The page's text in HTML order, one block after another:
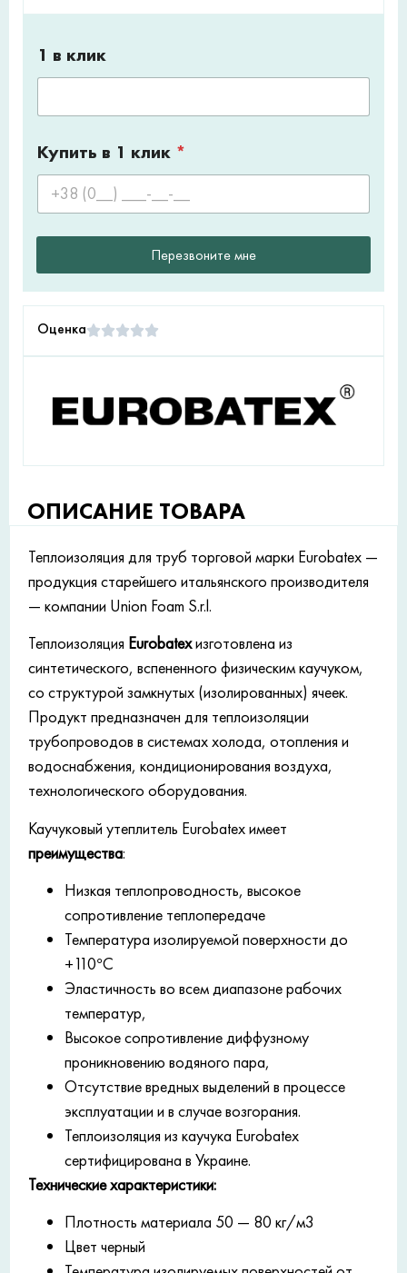
1 в клик
Купить в 1 клик *
Перезвоните мне
Оценка
ОПИСАНИЕ ТОВАРА
Теплоизоляция для труб торговой марки Eurobatex —
продукция старейшего итальянского производителя
— компании Union Foam S.r.l.
Теплоизоляция Eurobatexизготовлена ​​из
синтетического, вспененного физическим каучуком,
со структурой замкнутых (изолированных) ячеек.
Продукт предназначен для теплоизоляции
трубопроводов в системах холода, отопления и
водоснабжения, кондиционирования воздуха,
технологического оборудования.
Каучуковый утеплитель Eurobatex имеет
преимущества:
Низкая теплопроводность, высокое
сопротивление теплопередаче
Температура изолируемой поверхности до
+110°С
Эластичность во всем диапазоне рабочих
температур,
Высокое сопротивление диффузному
проникновению водяного пара,
Отсутствие вредных выделений в процессе
эксплуатации и в случае возгорания.
Теплоизоляция из каучука Eurobatex
сертифицирована в Украине.
Технические характеристики:
Плотность материала 50 — 80 кг/м3
Цвет черный